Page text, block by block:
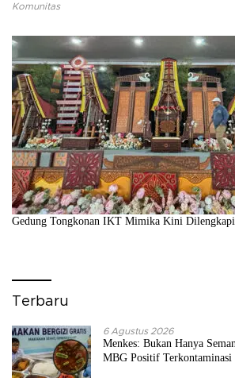
Komunitas
Gedung Tongkonan IKT Mimika Kini
Terbaru
6 Agustus 2026
Menkes: Bukan Hanya
MBG Positif